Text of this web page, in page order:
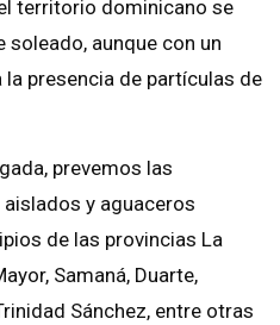
territorio dominicano se
soleado, aunque con un
presencia de partículas de
prevemos las
y aguaceros
de las provincias La
Samaná, Duarte,
Sánchez, entre otras